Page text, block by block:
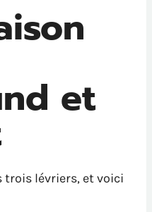
et
trois lévriers, et voici